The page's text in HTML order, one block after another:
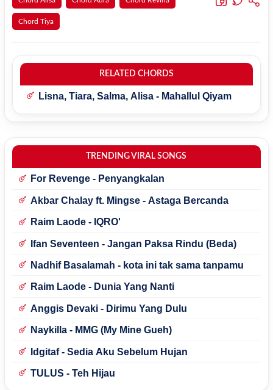
Chord Tiya
RELATED CHORDS
Lisna, Tiara, Salma, Alisa - Mahallul Qiyam
TRENDING VIRAL SONGS
For Revenge - Penyangkalan
Akbar Chalay ft. Mingse - Astaga Bercanda
Raim Laode - IQRO'
Ifan Seventeen - Jangan Paksa Rindu (Beda)
Nadhif Basalamah - kota ini tak sama tanpamu
Raim Laode - Dunia Yang Nanti
Anggis Devaki - Dirimu Yang Dulu
Naykilla - MMG (My Mine Gueh)
Idgitaf - Sedia Aku Sebelum Hujan
TULUS - Teh Hijau